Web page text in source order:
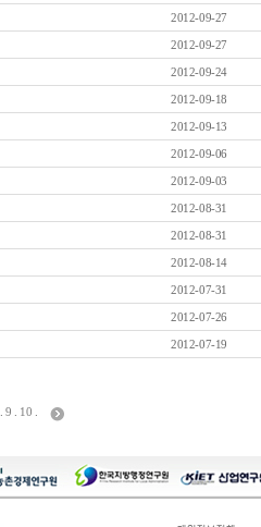
2012-09-27
2012-09-27
2012-09-24
2012-09-18
2012-09-13
2012-09-06
2012-09-03
2012-08-31
2012-08-31
2012-08-14
2012-07-31
2012-07-26
2012-07-19
. 9 . 10 .